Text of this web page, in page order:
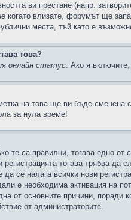
ви престане (напр.
когато влизате, форумът ще
места, тъй като е
това?
онлайн статус. Ако я
на това ще ви бъде
за нула време!
те са правилни, тогава едно
регистрацията тогава трябва да
се налага всички нови
е необходима активация на
от основните причини,
от администраторите.